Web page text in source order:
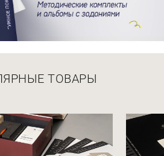
ТОВАРЫ